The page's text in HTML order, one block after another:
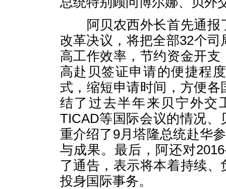
阿贝农西外长首先通报
改革决议，将把全部32个
高工作效率，节约资金开
高赴贝签证申请的便捷程
式，缩短申请时间，方便
结了过去半年来贝宁外交
TICAD等国际会议的情况
重介绍了9月塔隆总统赴华
与成果。最后，阿还对
了通告，表示将本着持续
投身国际事务。